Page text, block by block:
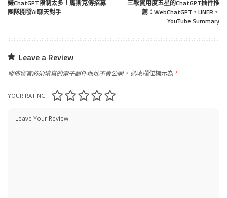
嫌ChatGPT限制太多！馬斯克傳招募
團隊開發AI聊天對手
三款實用度五星的ChatGPT插件推
薦：WebChatGPT、LINER、
YouTube Summary
Leave a Review
發佈留言必須填寫的電子郵件地址不會公開。 必填欄位標示為*
YOUR RATING